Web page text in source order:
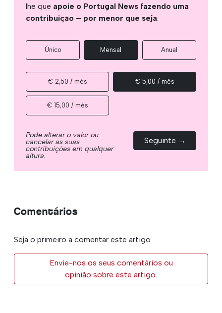
lhe que apoie o Portugal News fazendo uma
contribuição – por menor que seja.
Único Mensal Anual
€ 2,50 / mês € 5,00 / mês
€ 15,00 / mês
Pode alterar o valor ou
cancelar as suas
contribuições em qualquer
altura.
Seguinte →
Comentários
Seja o primeiro a comentar este artigo
Envie-nos os seus comentários ou
opinião sobre este artigo.